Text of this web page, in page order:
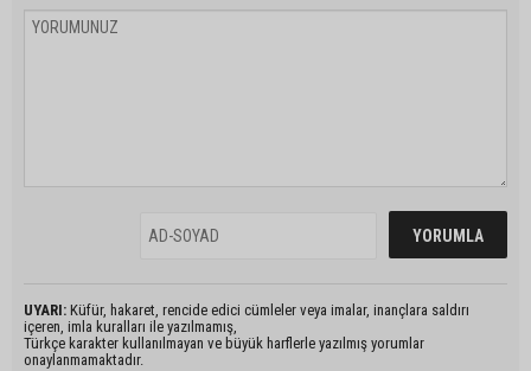
UYARI: Küfür, hakaret, rencide edici cümleler veya imalar, inançlara saldırı
içeren, imla kuralları ile yazılmamış,
Türkçe karakter kullanılmayan ve büyük harflerle yazılmış yorumlar
onaylanmamaktadır.